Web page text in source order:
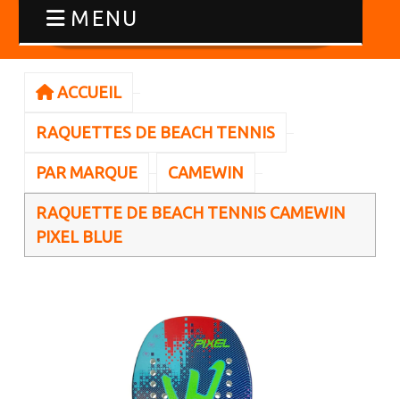
MENU
ACCUEIL
RAQUETTES DE BEACH TENNIS
PAR MARQUE CAMEWIN
RAQUETTE DE BEACH TENNIS CAMEWIN
PIXEL BLUE